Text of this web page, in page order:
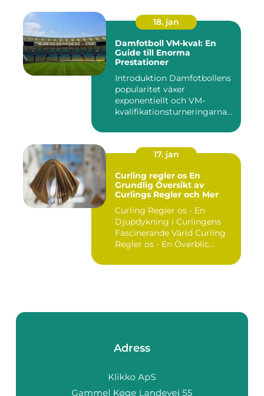
18. jan
Damfotboll VM-kval: En
Guide till Enorma
Prestationer
Introduktion Damfotbollens
popularitet växer
exponentiellt och VM-
kvalifikationsturneringarna
17. jan
Curling regler os En
Grundlig Översikt av
Curlings Regler och Mer
Curling Regler os - En
Djupdykning i Curlingens
Fascinerande Värld Curling
Regler os - En Överblic...
Adress